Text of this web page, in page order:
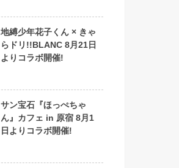
地縛少年花子くん × きゃ
らドリ!!BLANC 8月21日
よりコラボ開催!
サン宝石『ほっぺちゃ
ん』カフェ in 原宿 8月1
日よりコラボ開催!